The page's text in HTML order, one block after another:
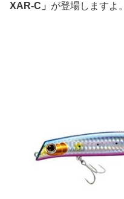
XAR-C」 が登場しますよ。